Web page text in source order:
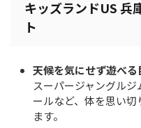
キッズランドUS 兵
ト
天候を気にせず遊べ
スーパージャングル
ールなど、体を思い
ます。